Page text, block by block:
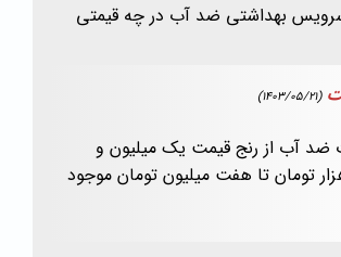
بهداشتی ضد آب در چه قیمتی
(1403/05/21)
آب از رنج قیمت یک میلیون و
تومان تا هفت میلیون تومان موجود